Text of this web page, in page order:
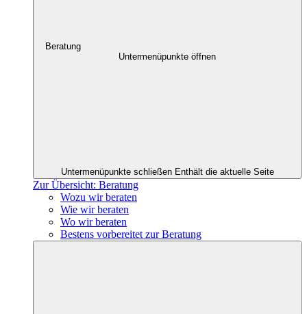
Beratung
Untermenüpunkte öffnen
Untermenüpunkte schließen Enthält die aktuelle Seite
Zur Übersicht: Beratung
Wozu wir beraten
Wie wir beraten
Wo wir beraten
Bestens vorbereitet zur Beratung